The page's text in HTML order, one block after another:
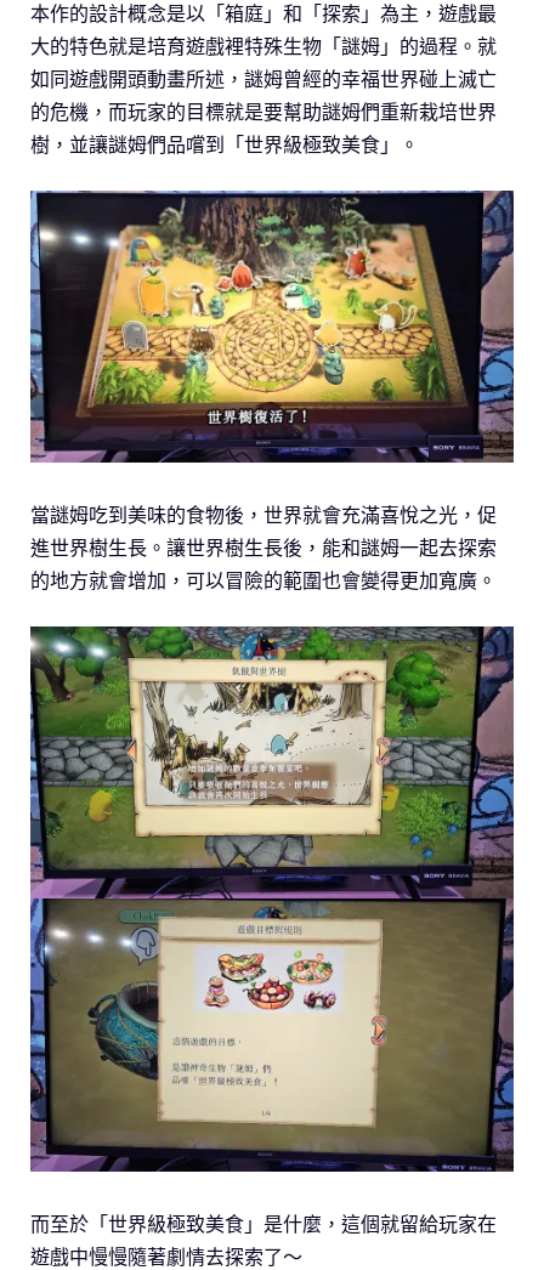
本作的設計概念是以「箱庭」和「探索」為主，遊戲最
大的特色就是培育遊戲裡特殊生物「謎姆」的過程。就
如同遊戲開頭動畫所述，謎姆曾經的幸福世界碰上滅亡
的危機，而玩家的目標就是要幫助謎姆們重新栽培世界
樹，並讓謎姆們品嚐到「世界級極致美食」。
當謎姆吃到美味的食物後，世界就會充滿喜悅之光，促
進世界樹生長。讓世界樹生長後，能和謎姆一起去探索
的地方就會增加，可以冒險的範圍也會變得更加寬廣。
而至於「世界級極致美食」是什麼，這個就留給玩家在
遊戲中慢慢隨著劇情去探索了～